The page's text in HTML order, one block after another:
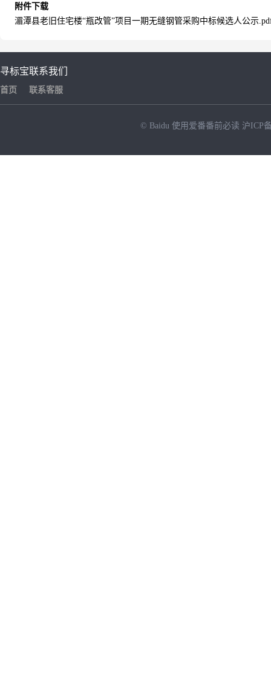
附件下载
湄潭县老旧住宅楼“瓶改管”项目一期无缝钢管采购中标候选人公示
寻标宝
首页
联系我们
联系客服
© Baidu 使用爱番番前必读 沪ICP